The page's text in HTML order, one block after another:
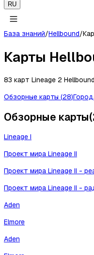
RU
База знаний/Hellbound/
Карты
83 карт Lineage 2
Обзорные карты (28)
Обзорные карты(
Lineage I
Проект мира Lineage II
Проект мира Lineage II -
Проект мира Lineage II -
Aden
Elmore
Aden